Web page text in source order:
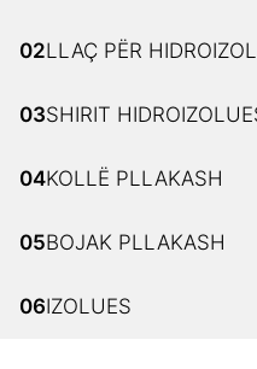
02LLAÇ PËR
03SHIRIT
04KOLLË PLLAKASH
05BOJAK PLLAKASH
06IZOLUES